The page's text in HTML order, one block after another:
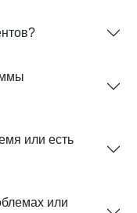
или есть
или